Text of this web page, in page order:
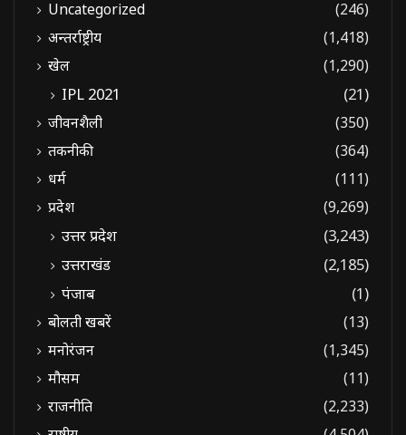
Uncategorized
(246)
अन्तर्राष्ट्रीय
(1,418)
खेल
(1,290)
IPL 2021 (21)
जीवनशैली
(350)
तकनीकी
(364)
धर्म
(111)
प्रदेश
(9,269)
उत्तर प्रदेश
(3,243)
उत्तराखंड
(2,185)
पंजाब
(1)
बोलती खबरें
(13)
मनोरंजन
(1,345)
मौसम
(11)
राजनीति
(2,233)